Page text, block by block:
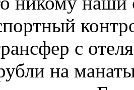
с
на